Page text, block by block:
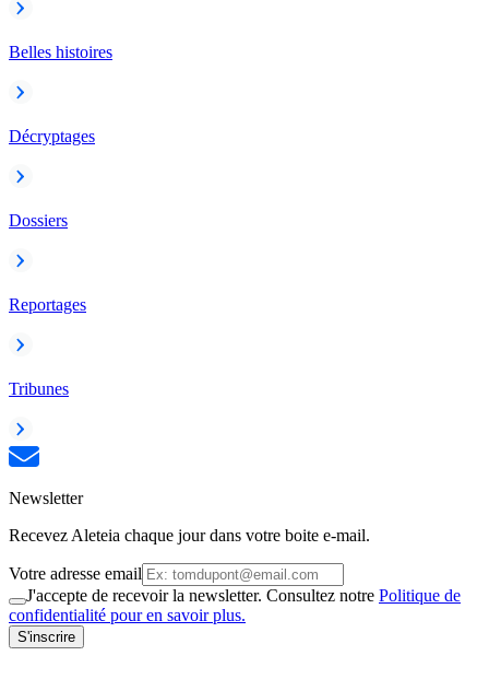
Belles histoires
Décryptages
Dossiers
Reportages
Tribunes
Newsletter
Recevez Aleteia chaque jour dans votre boite e-mail.
Votre adresse email
J'accepte de recevoir la newsletter. Consultez notre Politique de
confidentialité pour en savoir plus.
S'inscrire